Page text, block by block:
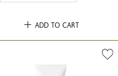
ADD TO CART